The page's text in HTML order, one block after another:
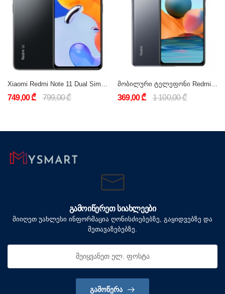
749,00 ₾ 799,00 ₾ 369,00 ₾ 1 100,00 ₾
ᲒᲐᲛᲝᲘᲬᲔᲠᲔᲗ ᲡᲘᲐᲮᲚᲔᲔᲑᲘ
მიიღეთ უახლესი ინფორმაცია ღონისძიებებზე, გაყიდვებზე და
შეთავაზებებზე.
ᲒᲐᲛᲝᲬᲔᲠᲐ